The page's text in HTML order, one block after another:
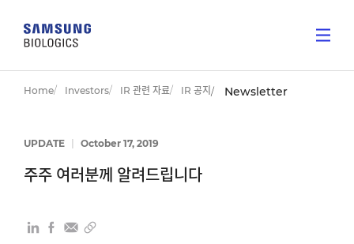
Home Investors IR 관련 자료 IR 공지 Newsletter
UPDATE October 17, 2019
주주 여러분께 알려드립니다